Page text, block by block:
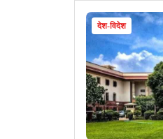
देश-विदेश